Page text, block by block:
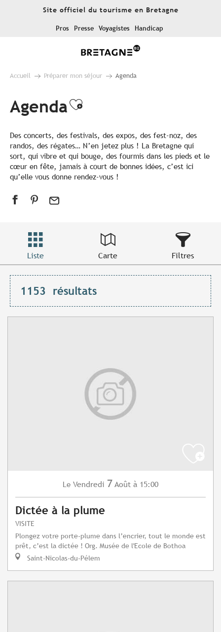
Site officiel du tourisme en Bretagne
Pros Presse Voyagistes Handicap
Accueil Préparer mon séjour Agenda
AgendaAjouter aux favoris
Des concerts, des festivals, des expos, des fest-noz, des
randos, des régates… N’en jetez plus ! La Bretagne qui
sort, qui vibre et qui bouge, des fourmis dans les pieds et le
cœur en fête, jamais à court de bonnes idées, c’est ici
qu’elle vous donne rendez-vous !
Liste Carte Filtres
1153 résultats
Le Vendredi 7 Août à 15:00
Dictée à la plume
VISITE
Plongez votre porte-plume dans l’encrier, tout le monde est
prêt, c’est la dictée ! Org. Musée de l'Ecole de Bothoa
Saint-Nicolas-du-Pélem